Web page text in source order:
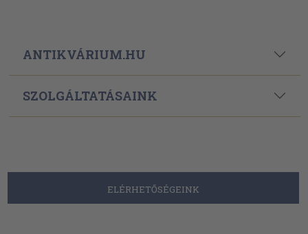
ANTIKVÁRIUM.HU
SZOLGÁLTATÁSAINK
ELÉRHETŐSÉGEINK